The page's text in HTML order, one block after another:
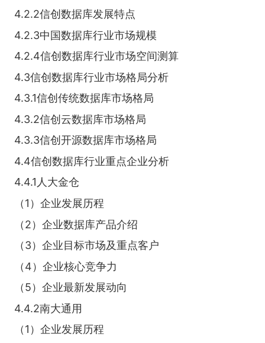
4.2.2信创数据库发展特点
4.2.3中国数据库行业市场规模
4.2.4信创数据库行业市场空间测算
4.3信创数据库行业市场格局分析
4.3.1信创传统数据库市场格局
4.3.2信创云数据库市场格局
4.3.3信创开源数据库市场格局
4.4信创数据库行业重点企业分析
4.4.1人大金仓
（1）企业发展历程
（2）企业数据库产品介绍
（3）企业目标市场及重点客户
（4）企业核心竞争力
（5）企业最新发展动向
4.4.2南大通用
（1）企业发展历程